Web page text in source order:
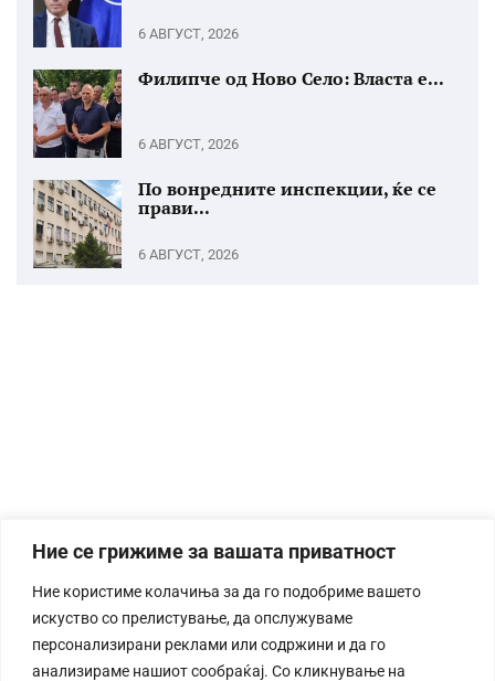
Ние се грижиме за вашата приватност
Ние користиме колачиња за да го подобриме вашето
искуство со прелистување, да опслужуваме
персонализирани реклами или содржини и да го
анализираме нашиот сообраќај. Со кликнување на
6 АВГУСТ, 2026
Филипче од Ново Село: Власта е...
6 АВГУСТ, 2026
По вонредните инспекции, ќе се
прави...
6 АВГУСТ, 2026